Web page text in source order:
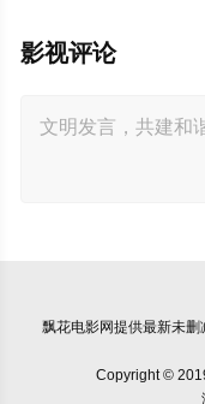
影视评论
飘花电影网提供最新未删
Copyright ©